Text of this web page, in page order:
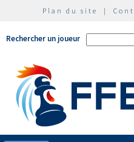
Plan du site |
Rechercher un joueur